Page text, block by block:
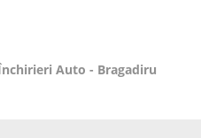
Auto - Bragadiru